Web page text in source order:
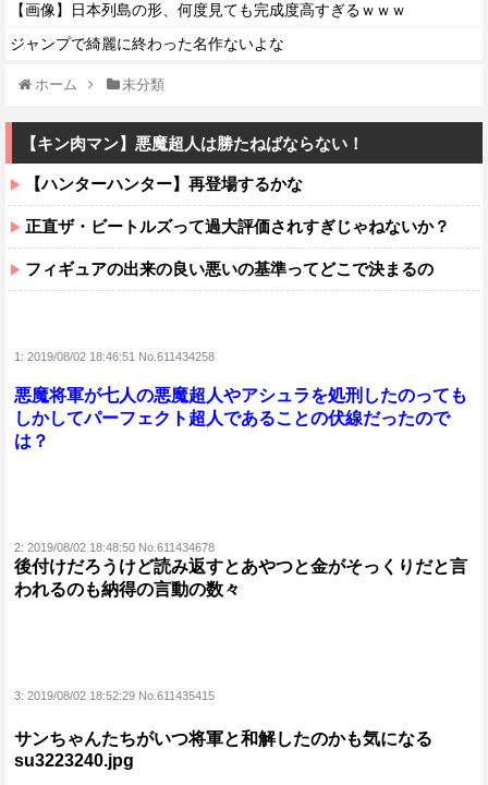
【画像】日本列島の形、何度見ても完成度高すぎるｗｗｗ
ジャンプで綺麗に終わった名作ないよな
ホーム 未分類
【キン肉マン】悪魔超人は勝たねばならない！
【ハンターハンター】再登場するかな
正直ザ・ビートルズって過大評価されすぎじゃねないか？
フィギュアの出来の良い悪いの基準ってどこで決まるの
1: 2019/08/02 18:46:51 No.611434258
悪魔将軍が七人の悪魔超人やアシュラを処刑したのっても
しかしてパーフェクト超人であることの伏線だったので
は？
2: 2019/08/02 18:48:50 No.611434678
後付けだろうけど読み返すとあやつと金がそっくりだと言
われるのも納得の言動の数々
3: 2019/08/02 18:52:29 No.611435415
サンちゃんたちがいつ将軍と和解したのかも気になる
su3223240.jpg